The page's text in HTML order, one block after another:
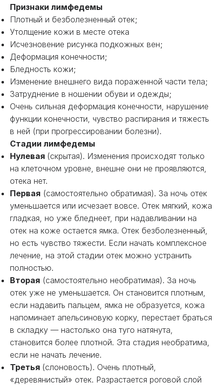
Признаки лимфедемы
Плотный и безболезненный отек;
Утолщение кожи в месте отека
Исчезновение рисунка подкожных вен;
Деформация конечности;
Бледность кожи;
Изменение внешнего вида пораженной части тела;
Затруднение в ношении обуви и одежды;
Очень сильная деформация конечности, нарушение
функции конечности, чувство распирания и тяжесть
в ней (при прогрессировании болезни).
Стадии лимфедемы
Нулевая (скрытая). Изменения происходят только
на клеточном уровне, внешне они не проявляются,
отека нет.
Первая (самостоятельно обратимая). За ночь отек
уменьшается или исчезает вовсе. Отек мягкий, кожа
гладкая, но уже бледнеет, при надавливании на
отек на коже остается ямка. Отек безболезненный,
но есть чувство тяжести. Если начать комплексное
лечение, на этой стадии отек можно устранить
полностью.
Вторая (самостоятельно необратимая). За ночь
отек уже не уменьшается. Он становится плотным,
если надавить пальцем, ямка не образуется, кожа
напоминает апельсиновую корку, перестает браться
в складку — настолько она туго натянута,
становится более плотной. Эта стадия необратима,
если не начать лечение.
Третья (слоновость). Очень плотный,
«деревянистый» отек. Разрастается роговой слой